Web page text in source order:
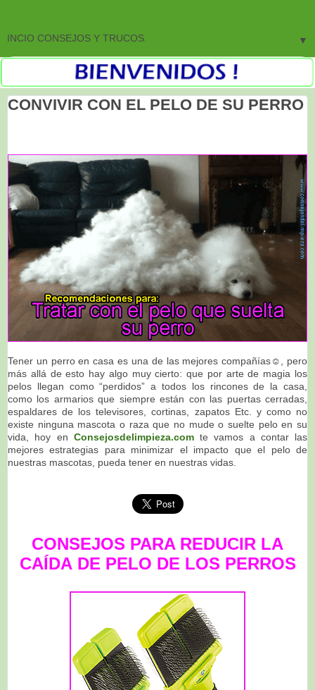
▼
CONVIVIR CON EL PELO DE SU PERRO
Tener un perro en casa es una de las mejores compañías☺, pero
más allá de esto hay algo muy cierto: que por arte de magia los
pelos llegan como “perdidos” a todos los rincones de la casa,
como los armarios que siempre están con las puertas cerradas,
espaldares de los televisores, cortinas, zapatos Etc. y como no
existe ninguna mascota o raza que no mude o suelte pelo en su
vida, hoy en Consejosdelimpieza.comte vamos a contar las
mejores estrategias para minimizar el impacto que el pelo de
nuestras mascotas, pueda tener en nuestras vidas.
CONSEJOS PARA REDUCIR LA
CAÍDA DE PELO DE LOS PERROS